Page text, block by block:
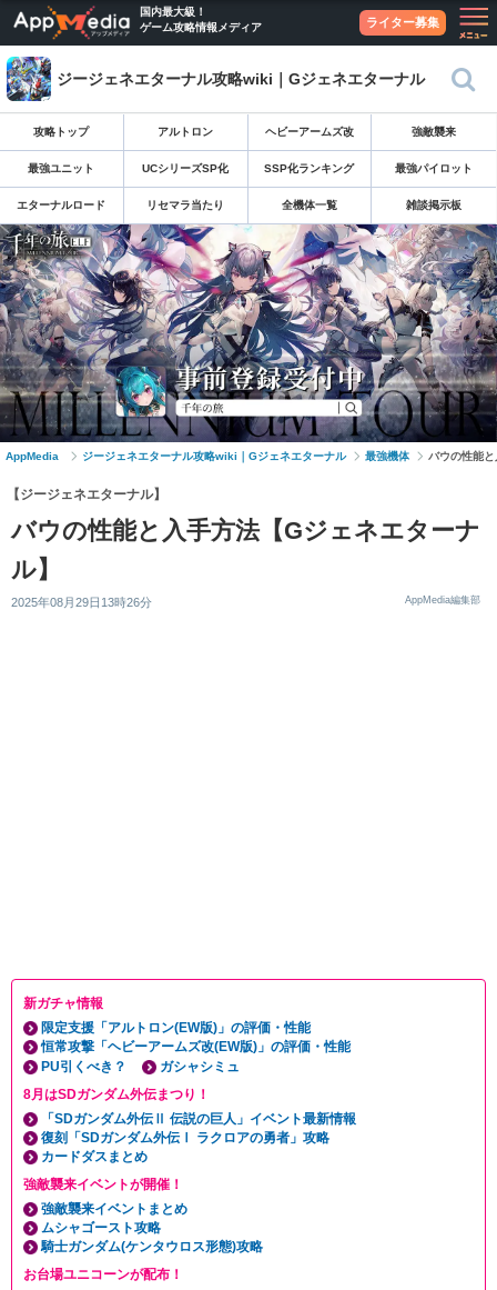
国内最大級！
ゲーム攻略情報メディア
ライター募集
ジージェネエターナル攻略wiki｜Gジェネエターナル
攻略トップ アルトロン ヘビーアームズ改 強敵襲来
最強ユニット UCシリーズSP化 SSP化ランキング 最強パイロット
エターナルロード リセマラ当たり 全機体一覧 雑談掲示板
AppMedia ジージェネエターナル攻略wiki｜Gジェネエターナル 最強機体 バウの性能
【ジージェネエターナル】
バウの性能と入手方法【Gジェネエターナ
ル】
2025年08月29日13時26分 AppMedia編集部
新ガチャ情報
限定支援「アルトロン(EW版)」の評価・性能
恒常攻撃「ヘビーアームズ改(EW版)」の評価・性能
PU引くべき？
ガシャシミュ
8月はSDガンダム外伝まつり！
「SDガンダム外伝Ⅱ 伝説の巨人」イベント最新情報
復刻「SDガンダム外伝Ⅰ ラクロアの勇者」攻略
カードダスまとめ
強敵襲来イベントが開催！
強敵襲来イベントまとめ
ムシャゴースト攻略
騎士ガンダム(ケンタウロス形態)攻略
お台場ユニコーンが配布！